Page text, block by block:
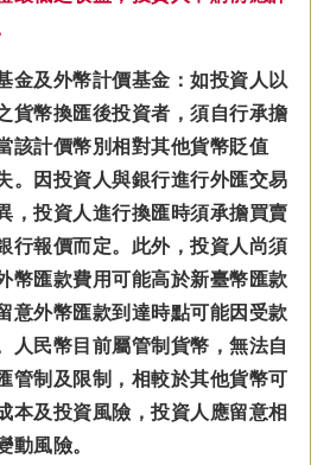
金及外幣計價基金：如投資人以
貨幣換匯後投資者，須自行承擔
該計價幣別相對其他貨幣貶值
。因投資人與銀行進行外匯交易
，投資人進行換匯時須承擔買賣
行報價而定。此外，投資人尚須
幣匯款費用可能高於新臺幣匯款
意外幣匯款到達時點可能因受款
人民幣目前屬管制貨幣，無法自
管制及限制，相較於其他貨幣可
本及投資風險，投資人應留意相
動風險。